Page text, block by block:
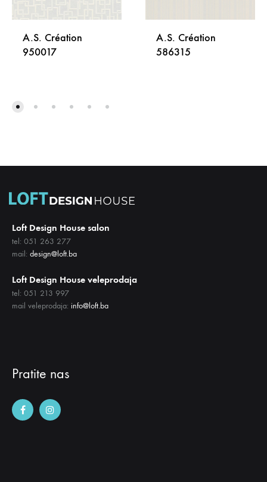
A.S. Création
950017
A.S. Création
586315
Loft Design House salon
tel: 051 263 277
mail: design@loft.ba
Loft Design House veleprodaja
tel: 051 213 997
mail veleprodaja: info@loft.ba
Pratite nas